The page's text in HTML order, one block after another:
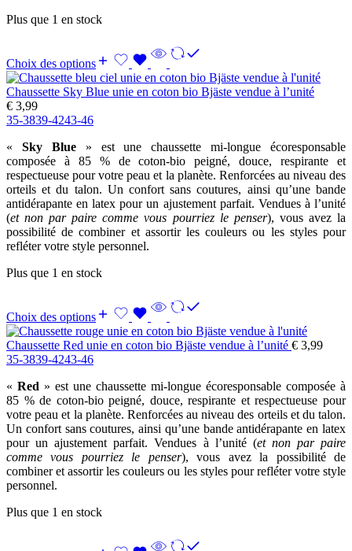
Plus que 1 en stock
Choix des options
Chaussette Sky Blue unie en coton bio Bjäste vendue à l’unité
€ 3,99
35-3839-4243-46
« Sky Blue» est une chaussette mi-longue écoresponsable
composée à 85 % de coton-bio peigné, douce, respirante et
respectueuse pour votre peau et la planète. Renforcées au niveau des
orteils et du talon. Un confort sans coutures, ainsi qu’une bande
antidérapante en latex pour un ajustement parfait. Vendues à l’unité
(et non par paire comme vous pourriez le penser), vous avez la
possibilité de combiner et assortir les couleurs ou les styles pour
refléter votre style personnel.
Plus que 1 en stock
Choix des options
Chaussette Red unie en coton bio Bjäste vendue à l’unité € 3,99
35-3839-4243-46
« Red » est une chaussette mi-longue écoresponsable composée à
85 % de coton-bio peigné, douce, respirante et respectueuse pour
votre peau et la planète. Renforcées au niveau des orteils et du talon.
Un confort sans coutures, ainsi qu’une bande antidérapante en latex
pour un ajustement parfait. Vendues à l’unité (et non par paire
comme vous pourriez le penser), vous avez la possibilité de
combiner et assortir les couleurs ou les styles pour refléter votre style
personnel.
Plus que 1 en stock